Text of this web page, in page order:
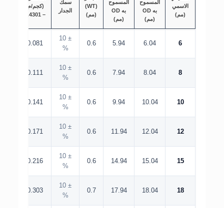
الاسمي
(مم)
المسموح
به OD
(مم)
المسموح
به OD
(مم)
(WT)
(مم)
سمك
الجدار
(كجم/م)
– 1.4301
6
6.04
5.94
0.6
± 10
%
0.081
8
8.04
7.94
0.6
± 10
%
0.111
10
10.04
9.94
0.6
± 10
%
0.141
12
12.04
11.94
0.6
± 10
%
0.171
15
15.04
14.94
0.6
± 10
%
0.216
18
18.04
17.94
0.7
± 10
%
0.303